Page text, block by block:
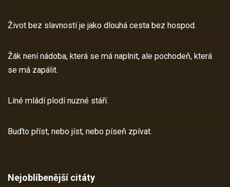
Život bez slavností je jako dlouhá cesta bez hospod.
Žák není nádoba, která se má naplnit, ale pochodeň, která
se má zapálit.
Líné mládí plodí nuzné stáří.
Buďto příst, nebo jíst, nebo píseň zpívat.
Nejoblíbenější citáty